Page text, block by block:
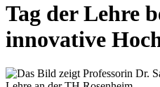
Tag der Lehre
innovative